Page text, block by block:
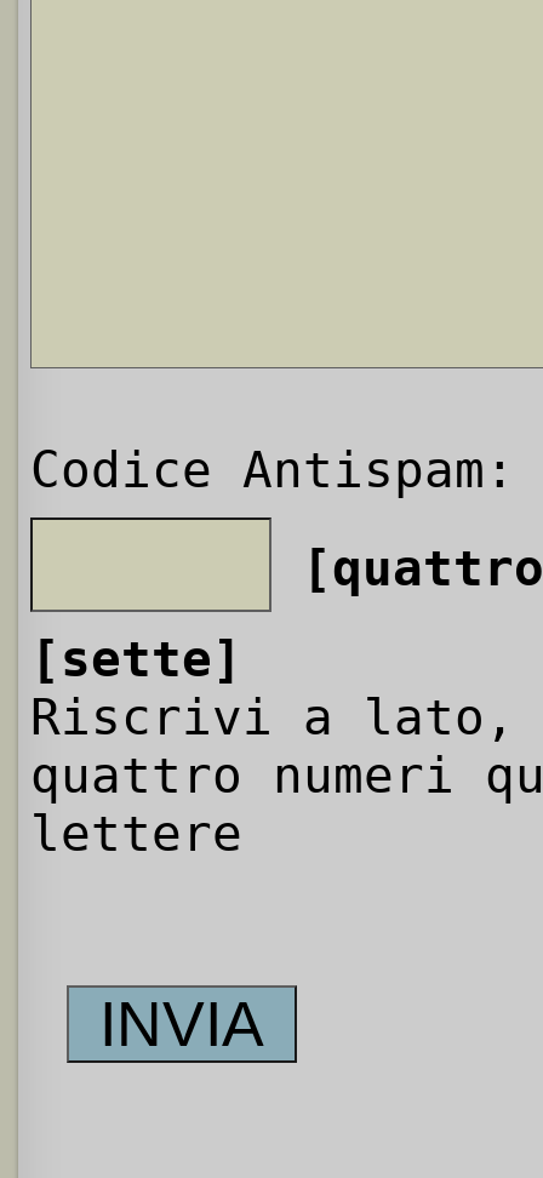
Codice Antispam:
[sette]
Riscrivi a
quattro numeri
lettere